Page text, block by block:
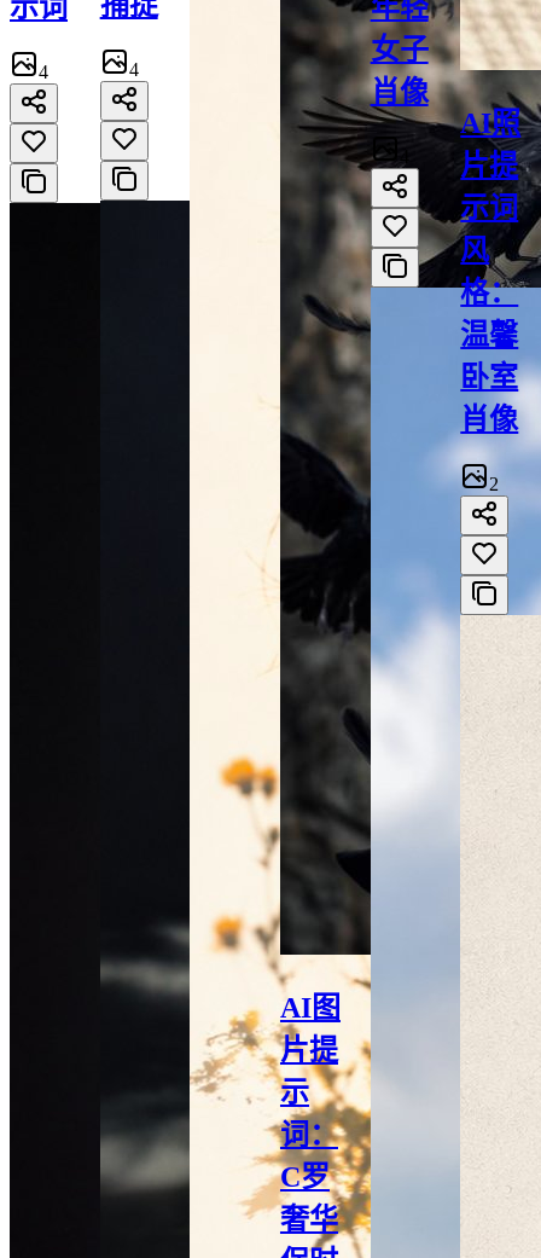
示词
4 4
AI图
片提
示
词：
C罗
奢华
年轻
女子
肖像
4
AI照
片提
示词
风
格：
温馨
卧室
肖像
2